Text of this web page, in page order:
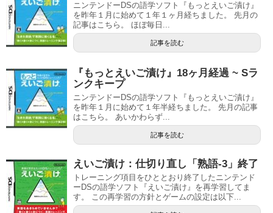
ニンテンドーDSの語学ソフト『もっとえいご漬け』
を昨年１月に始めて１年１ヶ月経ちました。 先月の
記事はこちら。 ほぼ毎日...
記事を読む
『もっとえいご漬け』18ヶ月経過 ~ Sラ
ンクキープ
ニンテンドーDSの語学ソフト『もっとえいご漬け』
を昨年１月に始めて１年半経ちました。 先月の記事
はこちら。 あいかわらず...
記事を読む
えいご漬け：仕切り直し「熟語-3」終了
トレーニング項目をひととおり終了したニンテンド
ーDSの語学ソフト『えいご漬け』を再学習してま
す。 この再学習の方針とゲームの設定は以下...